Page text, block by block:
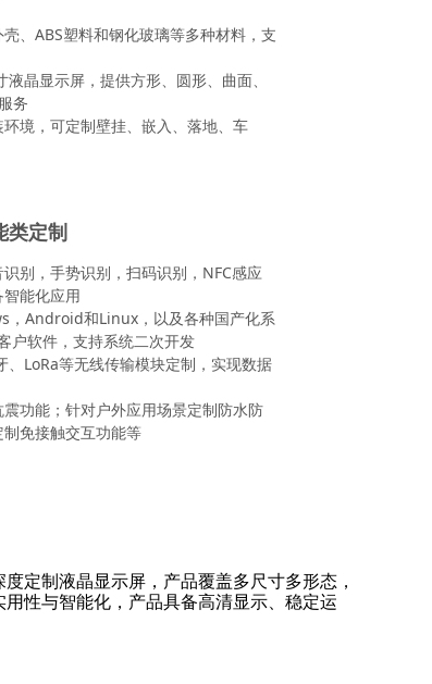
定制液晶显示屏，产品覆盖多尺寸多形态，
性与智能化，产品具备高清显示、稳定运
、ABS塑料和钢化玻璃等多种材料，支
晶显示屏，提供方形、圆形、曲面、
务
境，可定制壁挂、嵌入、落地、车
类定制
别，手势识别，扫码识别，NFC感应
能化应用
，Android和Linux，以及各种国产化系
户软件，支持系统二次开发
、LoRa等无线传输模块定制，实现数据
功能；针对户外应用场景定制防水防
免接触交互功能等